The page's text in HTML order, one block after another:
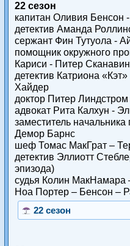
22 сезон
капитан Оливия Бенсон
детектив Аманда
сержант Фин Тутуола -
помощник окружного
Кариси - Питер
детектив Катриона
Хайдер
доктор Питер
адвокат Рита Калхун -
заместитель
Демор Барнс
шеф Томас МакГрат –
детектив Эллиотт
эпизода)
судья Колин МакНамара
Ноа Портер – Бенсон –
22 сезон